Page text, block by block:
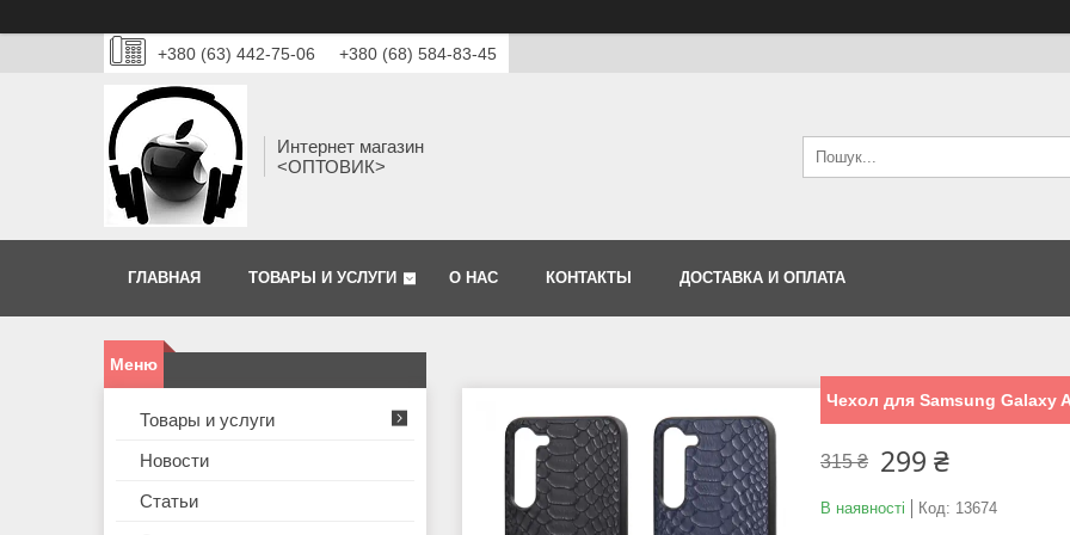
+380 (63) 442-75-06 +380 (68) 584-83-45
Интернет магазин
<ОПТОВИК>
ГЛАВНАЯ ТОВАРЫ И УСЛУГИ О НАС КОНТАКТЫ ДОСТАВКА И ОПЛАТА
Чехол для Samsung Galaxy
315 ₴ 299 ₴
В наявності Код: 13674
Товары и услуги
Новости
Статьи